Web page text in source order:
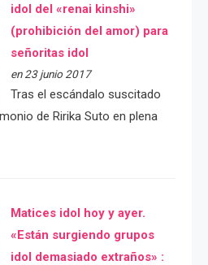
idol del «renai kinshi»
(prohibición del amor) para
señoritas idol
en 23 junio 2017
Tras el escándalo suscitado
de Ririka Suto en plena
Matices idol hoy y ayer.
«Están surgiendo grupos
idol demasiado extraños» :